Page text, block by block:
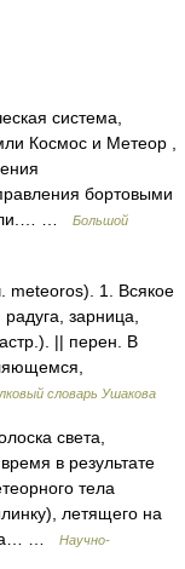
система,
Космос и Метеор ,
бортовыми
…
Большой
1. Всякое
зарница,
|| перен. В
словарь Ушакова
света,
в результате
тела
летящего на
на… …
Научно-